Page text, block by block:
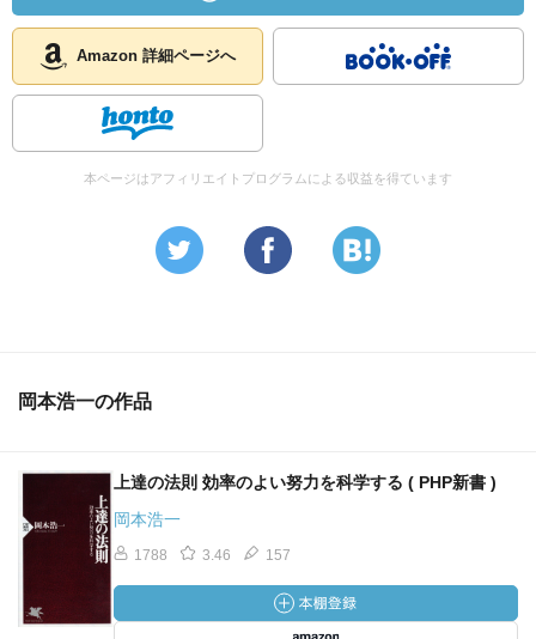
Amazon 詳細ページへ
本ページはアフィリエイトプログラムによる収益を得ています
岡本浩一の作品
上達の法則 効率のよい努力を科学する ( PHP新書 )
岡本浩一
1788 3.46 157